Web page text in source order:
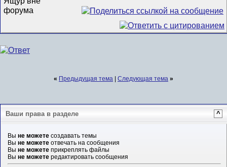
« Предыдущая тема Следующая тема »
Ваши права в разделе ^
Вы не можетесоздавать темы
Вы не можетеотвечать на сообщения
Вы не можетеприкреплять файлы
Вы не можетередактировать сообщения